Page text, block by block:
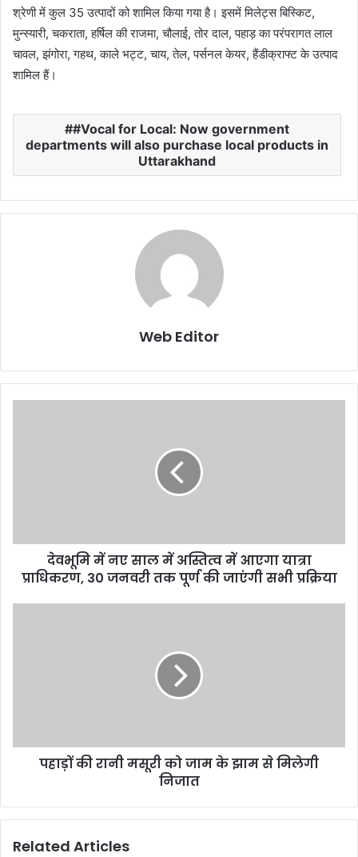
श्रेणी में कुल 35 उत्पादों को शामिल किया गया है। इसमें मिलेट्स बिस्किट,
मुन्स्यारी, चकराता, हर्षिल की राजमा, चौलाई, तोर दाल, पहाड़ का परंपरागत लाल
चावल, झंगोरा, गहथ, काले भट्ट, चाय, तेल, पर्सनल केयर, हैंडीक्राफ्ट के उत्पाद
शामिल हैं।
#Vocal for Local: Now government
departments will also purchase local products in
Uttarakhand
Web Editor
देवभूमि में नए साल में अस्तित्व में आएगा यात्रा
प्राधिकरण, 30 जनवरी तक पूर्ण की जाएंगी सभी प्रक्रिया
पहाड़ों की रानी मसूरी को जाम के झाम से मिलेगी
निजात
Related Articles